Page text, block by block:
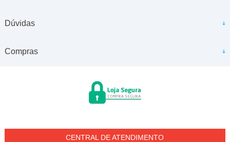
Dúvidas
Compras
CENTRAL DE ATENDIMENTO